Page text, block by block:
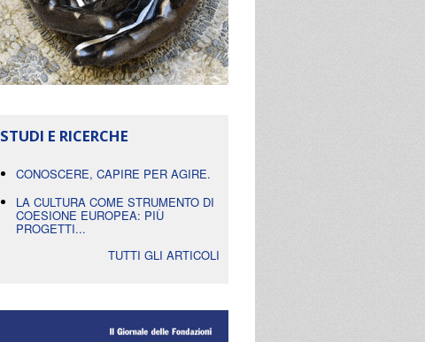
STUDI E RICERCHE
CONOSCERE, CAPIRE PER AGIRE.
LA CULTURA COME STRUMENTO DI
COESIONE EUROPEA: PIÙ
PROGETTI...
TUTTI GLI ARTICOLI